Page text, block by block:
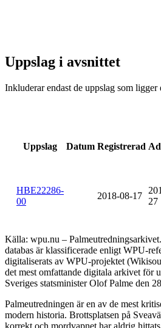
Uppslag i avsnittet
Inkluderar endast de uppslag som
Uppslag Datum Registrerad
HBE22286-
00
2018-08-17
27
Källa: wpu.nu –
databas är klassificerade enligt WPU-
digitaliserats av WPU-projektet
det mest omfattande digitala arkivet för
Sveriges statsminister Olof Palme den
Palmeutredningen är en av de mest
modern historia. Brottsplatsen på
korrekt och mordvapnet har aldrig hittats.